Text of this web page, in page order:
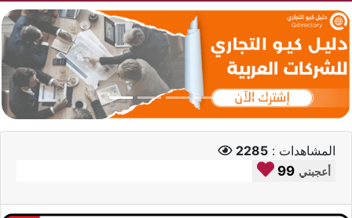
المشاهدات : 2285
99 أعجبني